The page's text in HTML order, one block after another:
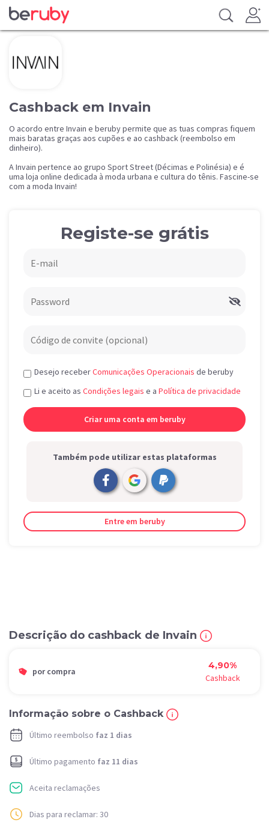
Cashback em Invain
O acordo entre Invain e beruby permite que as tuas compras fiquem
mais baratas graças aos cupões e ao cashback (reembolso em
dinheiro).
A Invain pertence ao grupo Sport Street (Décimas e Polinésia) e é
uma loja online dedicada à moda urbana e cultura do tênis. Fascine-se
com a moda Invain!
Registe-se grátis
Desejo receberComunicações Operacionais de beruby
Li e aceito as Condições legais e a Política de privacidade
Também pode utilizar estas plataformas
Entre em beruby
Descrição do cashback de Invain
por compra
4,90%
Cashback
Informação sobre o Cashback
Último reembolso faz 1 dias
Último pagamento faz 11 dias
Aceita reclamações
Dias para reclamar: 30